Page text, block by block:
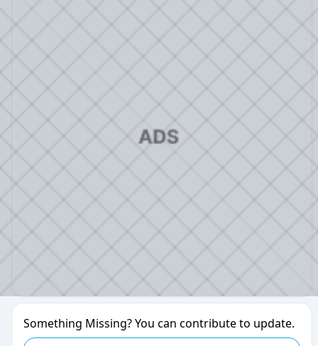
Something Missing? You can contribute to update.